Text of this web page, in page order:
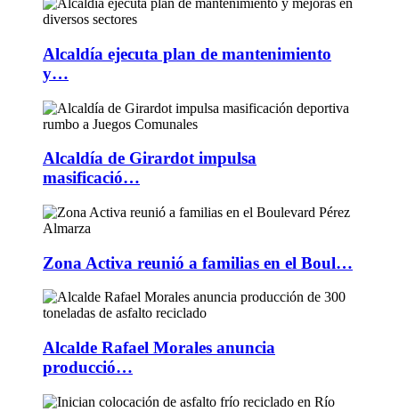
Alcaldía ejecuta plan de mantenimiento
y…
Alcaldía de Girardot impulsa
masificació…
Zona Activa reunió a familias en el Boul…
Alcalde Rafael Morales anuncia
producció…